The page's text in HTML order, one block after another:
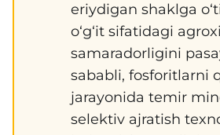
eriydigan shaklga
o‘g‘it sifatidagi
samaradorligini
sababli, fosforitlarni
jarayonida temir
selektiv ajratish